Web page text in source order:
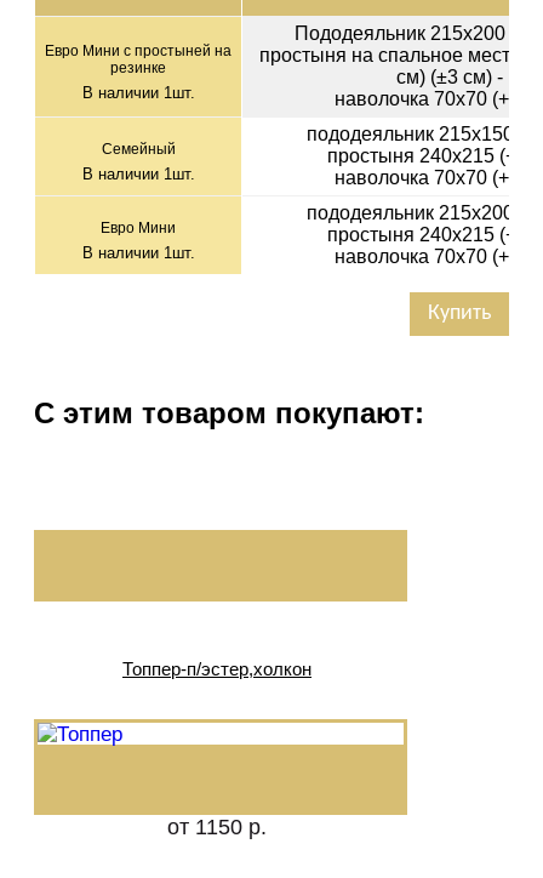
Евро Мини с простыней на
резинке
В наличии 1шт.
Пододеяльник 215х200 см
простыня на спальное место
см) (±3 см) - 1шт
наволочка 70х70 (+-
Семейный
В наличии 1шт.
пододеяльник 215х150
простыня 240х215 (+-
наволочка 70х70 (+-
Евро Мини
В наличии 1шт.
пододеяльник 215х200
простыня 240х215 (+-
наволочка 70х70 (+-
Купить
С этим товаром покупают:
Топпер-п/эстер,холкон
от 1150 р.